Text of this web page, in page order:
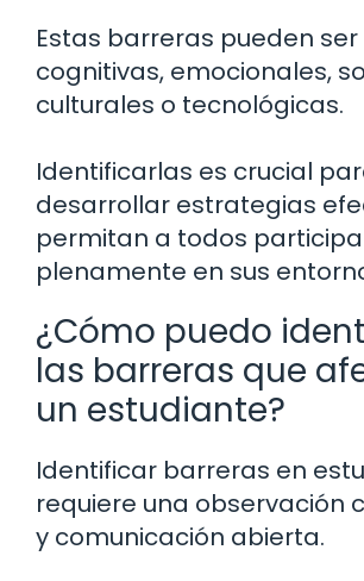
Estas barreras pueden ser
cognitivas, emocionales,
culturales o tecnológicas.
Identificarlas es crucial
desarrollar estrategias
permitan a todos
plenamente en sus
¿Cómo puedo
las barreras que
un estudiante?
Identificar barreras en
requiere una observación
y comunicación abierta.